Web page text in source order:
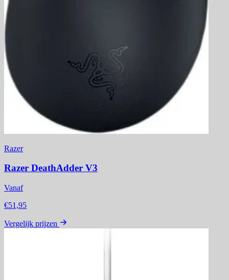
Razer
Razer DeathAdder V3
Vanaf
€51,95
Vergelijk prijzen